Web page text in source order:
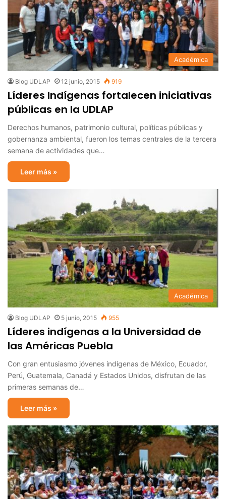
Académica
Blog UDLAP 12 junio, 2015 919
Líderes Indígenas fortalecen iniciativas
públicas en la UDLAP
Derechos humanos, patrimonio cultural, políticas públicas y
gobernanza ambiental, fueron los temas centrales de la tercera
semana de actividades que…
Leer más »
Académica
Blog UDLAP 5 junio, 2015 955
Líderes indígenas a la Universidad de
las Américas Puebla
Con gran entusiasmo jóvenes indígenas de México, Ecuador,
Perú, Guatemala, Canadá y Estados Unidos, disfrutan de las
primeras semanas de…
Leer más »